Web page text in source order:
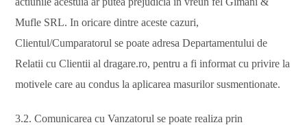
Mufle SRL. In oricare dintre aceste cazuri,
Clientul/Cumparatorul se poate adresa Departamentului de
Relatii cu Clientii al dragare.ro, pentru a fi informat cu privire la
motivele care au condus la aplicarea masurilor susmentionate.
3.2. Comunicarea cu Vanzatorul se poate realiza prin